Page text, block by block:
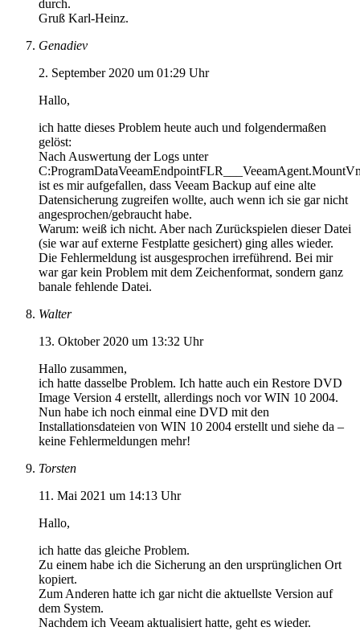
durch.
Gruß Karl-Heinz.
Genadiev
2. September 2020 um 01:29 Uhr
Hallo,
ich hatte dieses Problem heute auch und folgendermaßen
gelöst:
Nach Auswertung der Logs unter
ist es mir aufgefallen, dass Veeam Backup auf eine alte
Datensicherung zugreifen wollte, auch wenn ich sie gar nicht
angesprochen/gebraucht habe.
Warum: weiß ich nicht. Aber nach Zurückspielen dieser Datei
(sie war auf externe Festplatte gesichert) ging alles wieder.
Die Fehlermeldung ist ausgesprochen irreführend. Bei mir
war gar kein Problem mit dem Zeichenformat, sondern ganz
banale fehlende Datei.
Walter
13. Oktober 2020 um 13:32 Uhr
Hallo zusammen,
ich hatte dasselbe Problem. Ich hatte auch ein Restore DVD
Image Version 4 erstellt, allerdings noch vor WIN 10 2004.
Nun habe ich noch einmal eine DVD mit den
Installationsdateien von WIN 10 2004 erstellt und siehe da –
keine Fehlermeldungen mehr!
Torsten
11. Mai 2021 um 14:13 Uhr
Hallo,
ich hatte das gleiche Problem.
Zu einem habe ich die Sicherung an den ursprünglichen Ort
kopiert.
Zum Anderen hatte ich gar nicht die aktuellste Version auf
dem System.
Nachdem ich Veeam aktualisiert hatte, geht es wieder.